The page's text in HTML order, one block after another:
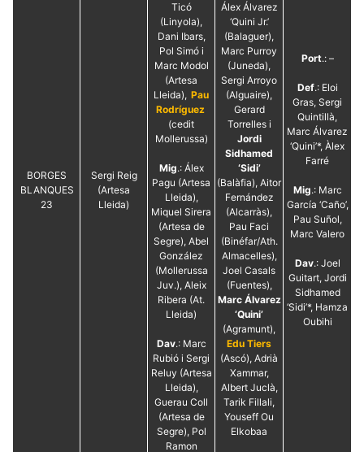
BORGES
BLANQUES
23
Sergi Reig
(Artesa
Lleida)
Ticó
(Linyola),
Dani Ibars,
Pol Simó i
Marc Modol
(Artesa
Lleida), Pau
Rodríguez
(cedit
Mollerussa)
Mig.: Álex
Pagu (Artesa
Lleida),
Miquel Sirera
(Artesa de
Segre), Abel
González
(Mollerussa
Juv.), Aleix
Ribera (At.
Lleida)
Dav.: Marc
Rubió i Sergi
Reluy (Artesa
Lleida),
Guerau Coll
(Artesa de
Segre), Pol
Ramon
Álex Álvarez
‘Quini Jr.’
(Balaguer),
Marc Purroy
(Juneda),
Sergi Arroyo
(Alguaire),
Gerard
Torrelles i
Jordi
Sidhamed
‘Sidi’
(Balàfia), Aitor
Fernández
(Alcarràs),
Pau Faci
(Binéfar/Ath.
Almacelles),
Joel Casals
(Fuentes),
Marc Álvarez
‘Quini’
(Agramunt),
Edu Tiers
(Ascó), Adrià
Xammar,
Albert Juclà,
Tarik Fillali,
Youseff Ou
Elkobaa
Port.: –
Def.: Eloi
Gras, Sergi
Quintillà,
Marc Álvarez
‘Quini’*, Àlex
Farré
Mig.: Marc
García ‘Caño’,
Pau Suñol,
Marc Valero
Dav.: Joel
Guitart, Jordi
Sidhamed
‘Sidi’*, Hamza
Oubihi